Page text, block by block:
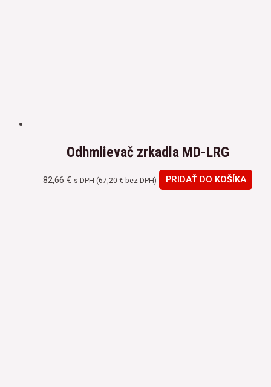
Odhmlievač zrkadla MD-LRG
82,66 € s DPH (67,20 €bez DPH) PRIDAŤ DO KOŠÍKA